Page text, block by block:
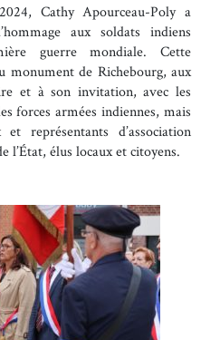
Cathy Apourceau-Poly a
aux soldats indiens
guerre mondiale. Cette
monument de Richebourg, aux
et à son invitation, avec les
forces armées indiennes, mais
représentants d’association
l’État, élus locaux et citoyens.